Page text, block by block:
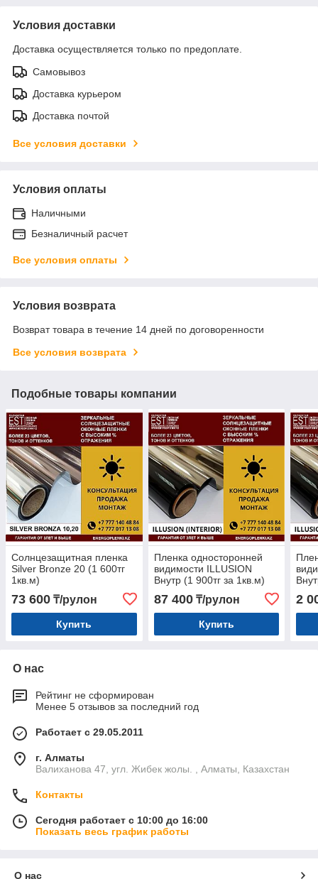
Условия доставки
Доставка осуществляется только по предоплате.
Самовывоз
Доставка курьером
Доставка почтой
Все условия доставки
Условия оплаты
Наличными
Безналичный расчет
Все условия оплаты
Условия возврата
Возврат товара в течение 14 дней по договоренности
Все условия возврата
Подобные товары компании
Солнцезащитная пленка
Silver Bronze 20 (1 600тг
1кв.м)
73 600 ₸/рулон
Купить
Пленка односторонней
видимости ILLUSION
Внутр (1 900тг за 1кв.м)
87 400₸/рулон
Купить
2
О нас
Рейтинг не сформирован
Менее 5 отзывов за последний год
Работает с 29.05.2011
г. Алматы
Валиханова 47, угл. Жибек жолы. , Алматы, Казахстан
Контакты
Сегодня работает с 10:00 до 16:00
Показать весь график работы
О нас